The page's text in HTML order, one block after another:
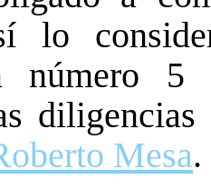
lo
número
Mesa.